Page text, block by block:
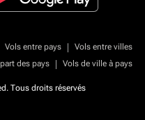
Vols entre pays |
Vols entre villes
des pays | Vols de ville à pays
Tous droits réservés